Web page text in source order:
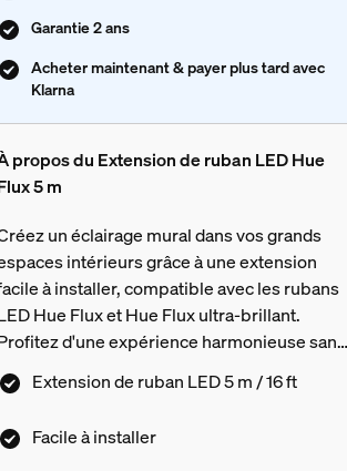
Garantie 2 ans
Acheter maintenant & payer plus tard avec
Klarna
propos du Extension de ruban LED Hue
5 m
un éclairage mural dans vos grands
intérieurs grâce à une extension
à installer, compatible avec les rubans
Hue Flux et Hue Flux ultra-brillant.
d'une expérience harmonieuse sans
l'ambiance ni la qualité de
Ajoutez des dégradés de
authentique à un plus grand nombre de
Extension de ruban LED 5 m / 16 ft
Facile à installer